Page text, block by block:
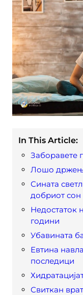
In This Article:
Заборавете
Лошо
Сината
добриот сон
Недостаток
години
Убавината
Евтина
последици
Свиткан